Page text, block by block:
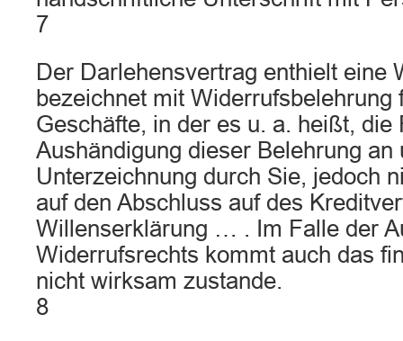
7
Der Darlehensvertrag enthielt eine
bezeichnet mit Widerrufsbelehrung
Geschäfte, in der es u. a. heißt, die
Aushändigung dieser Belehrung an
Unterzeichnung durch Sie, jedoch
auf den Abschluss auf des
Willenserklärung … . Im Falle der
Widerrufsrechts kommt auch das
nicht wirksam zustande.
8